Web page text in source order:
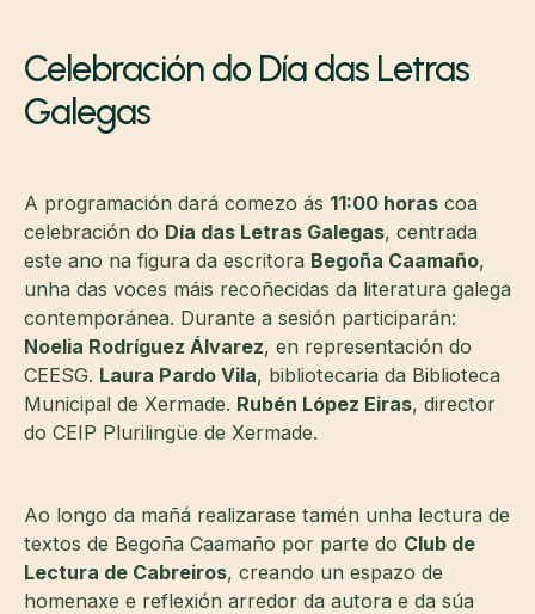
Celebración do Día das Letras
Galegas
A programación dará comezo ás 11:00 horas coa
celebración do Día das Letras Galegas, centrada
este ano na figura da escritora Begoña Caamaño,
unha das voces máis recoñecidas da literatura galega
contemporánea. Durante a sesión participarán:
Noelia Rodríguez Álvarez, en representación do
CEESG. Laura Pardo Vila, bibliotecaria da Biblioteca
Municipal de Xermade. Rubén López Eiras, director
do CEIP Plurilingüe de Xermade.
Ao longo da mañá realizarase tamén unha lectura de
textos de Begoña Caamaño por parte do Club de
Lectura de Cabreiros, creando un espazo de
homenaxe e reflexión arredor da autora e da súa